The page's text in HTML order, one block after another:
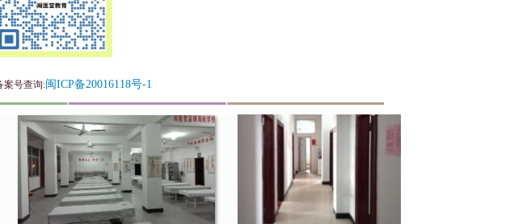
案号查询:闽ICP备20016118号-1